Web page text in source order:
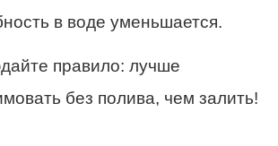
в воде уменьшается.
правило: лучше
без полива, чем залить!